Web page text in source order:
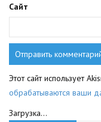
Сайт
Этот сайт использует
обрабатываются ваши
Загрузка...